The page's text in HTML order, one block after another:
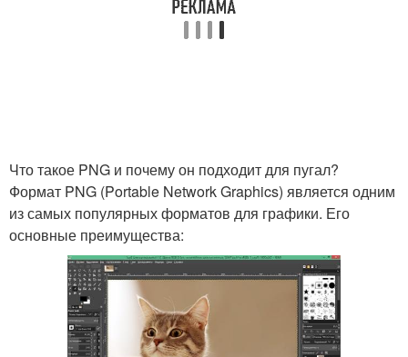
Что такое PNG и почему он подходит для пугал?
Формат PNG (Portable Network Graphics) является одним
из самых популярных форматов для графики. Его
основные преимущества: